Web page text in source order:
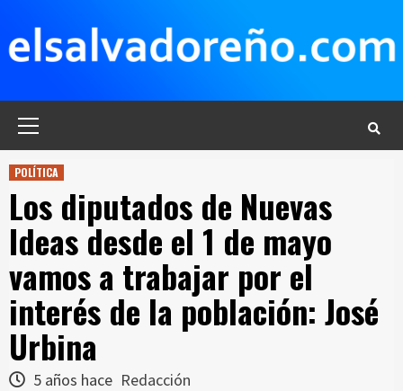
contenido
POLÍTICA
Los diputados de Nuevas
Ideas desde el 1 de mayo
vamos a trabajar por el
interés de la población: José
Urbina
5 años hace Redacción